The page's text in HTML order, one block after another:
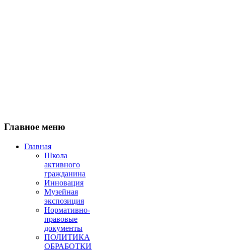
Главное меню
Главная
Школа
активного
гражданина
Инновация
Музейная
экспозиция
Нормативно-
правовые
документы
ПОЛИТИКА
ОБРАБОТКИ